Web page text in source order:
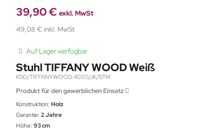
39,90 € exkl. MwSt
49,08 € inkl. MwSt
Auf Lager verfügbar
Stuhl TIFFANY WOOD Weiß
KSD/TIFFANY.WOOD.4020/JK/STM
Produkt für den gewerblichen Einsatz
Konstruktion: Holz
Garantie: 2 Jahre
Höhe: 93 cm